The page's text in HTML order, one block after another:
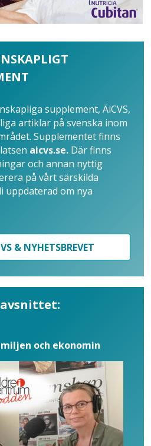
supplement, ÄiCVS,
artiklar på svenska inom
Supplementet finns
aicvs.se. Där finns
och annan nyttig
på vårt särskilda
uppdaterad om nya
& NYHETSBREVET
avsnittet:
och ekonomin